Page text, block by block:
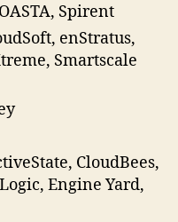
Spirent
enStratus,
Smartscale
CloudBees,
Engine Yard,